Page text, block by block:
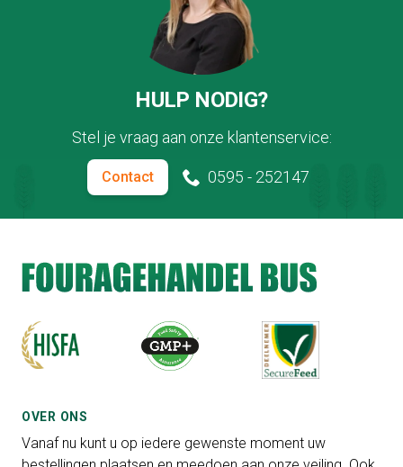
HULP NODIG?
Stel je vraag aan onze klantenservice:
Contact 0595 - 252147
OVER ONS
Vanaf nu kunt u op iedere gewenste moment uw